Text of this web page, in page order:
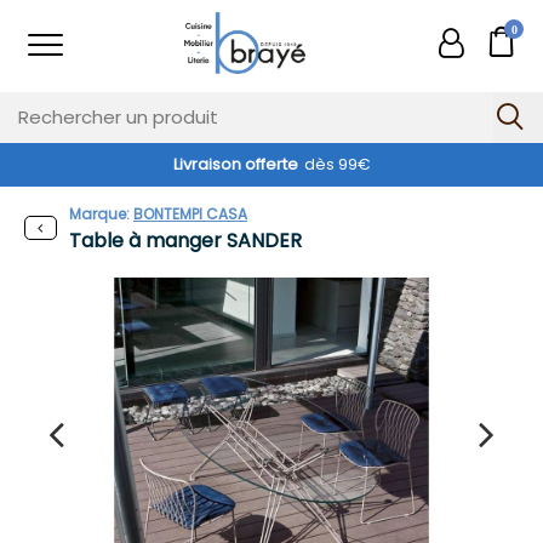
0
Livraison offerte dès 99€
Exclusivité web !
Table à manger SANDER
Marque:BONTEMPI CASA